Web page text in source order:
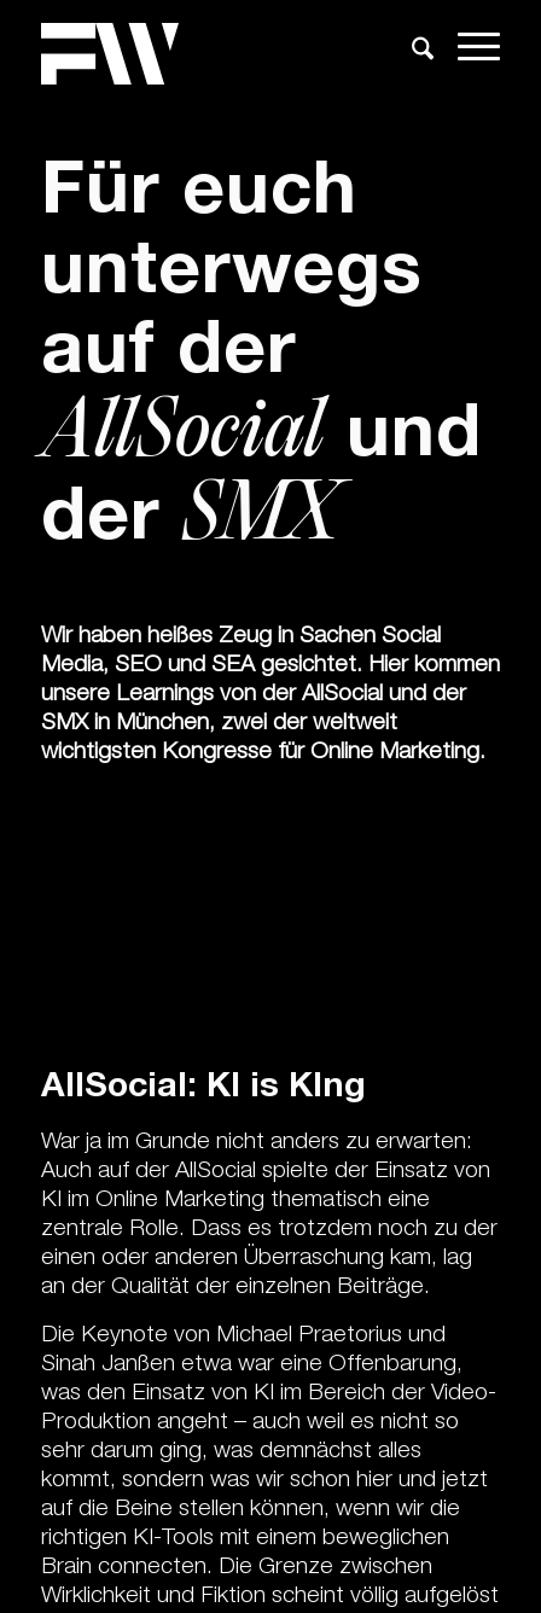
Für euch
unterwegs
auf der
AllSocial und
derSMX
Wir haben heißes Zeug in Sachen Social
Media, SEO und SEA gesichtet. Hier kommen
unsere Learnings von der AllSocial und der
SMX in München, zwei der weltweit
wichtigsten Kongresse für Online Marketing.
AllSocial: KI is KIng
War ja im Grunde nicht anders zu erwarten:
Auch auf der AllSocial spielte der Einsatz von
KI im Online Marketing thematisch eine
zentrale Rolle. Dass es trotzdem noch zu der
einen oder anderen Überraschung kam, lag
an der Qualität der einzelnen Beiträge.
Die Keynote von Michael Praetorius und
Sinah Janßen etwa war eine Offenbarung,
was den Einsatz von KI im Bereich der Video-
Produktion angeht – auch weil es nicht so
sehr darum ging, was demnächst alles
kommt, sondern was wir schon hier und jetzt
auf die Beine stellen können, wenn wir die
richtigen KI-Tools mit einem beweglichen
Brain connecten. Die Grenze zwischen
Wirklichkeit und Fiktion scheint völlig aufgelöst